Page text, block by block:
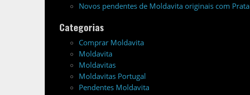
Novos pendentes de Moldavita originais com Prata
Categorias
Comprar Moldavita
Moldavita
Moldavitas
Moldavitas Portugal
Pendentes Moldavita